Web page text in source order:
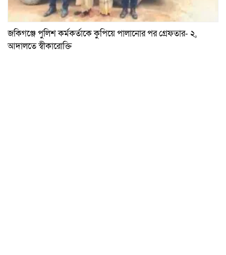
জকিগঞ্জে পুলিশ কর্মকর্তাকে কুপিয়ে পালানোর পর গ্রেফতার- ২,
আদালতে স্বীকারোক্তি